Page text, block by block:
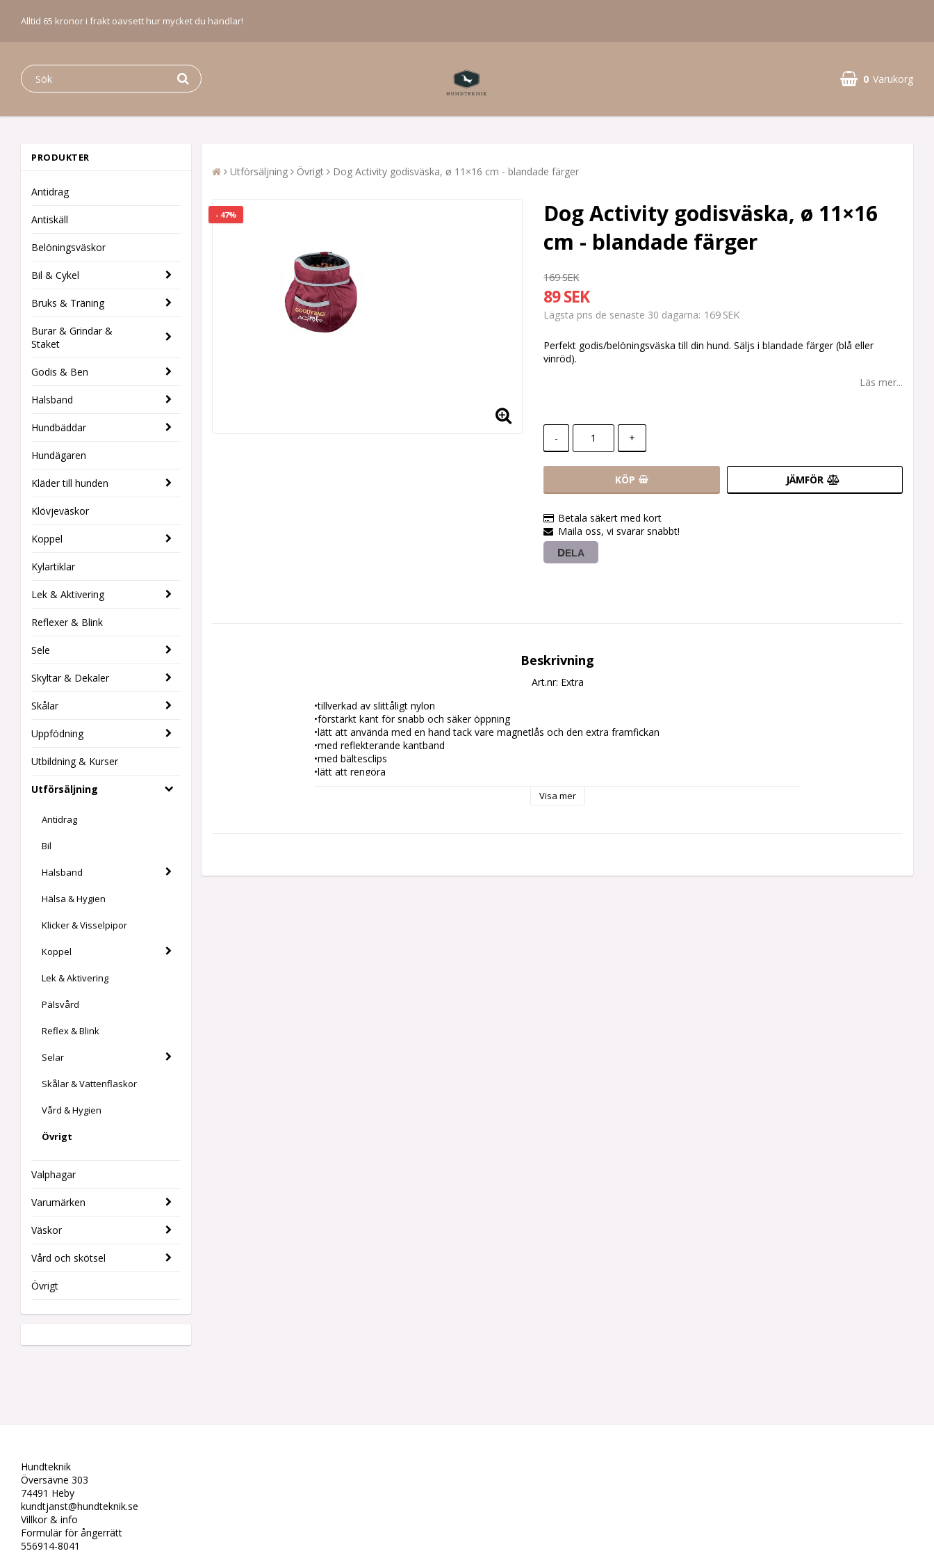
Alltid 65 kronor i frakt oavsett hur mycket du handlar!
0 Varukorg
PRODUKTER
Antidrag
Antiskäll
Belöningsväskor
Bil & Cykel
Bruks & Träning
Burar & Grindar &
Staket
Godis & Ben
Halsband
Hundbäddar
Hundägaren
Kläder till hunden
Klövjeväskor
Koppel
Kylartiklar
Lek & Aktivering
Reflexer & Blink
Sele
Skyltar & Dekaler
Skålar
Uppfödning
Utbildning & Kurser
Utförsäljning
Antidrag
Bil
Halsband
Hälsa & Hygien
Klicker & Visselpipor
Koppel
Lek & Aktivering
Pälsvård
Reflex & Blink
Selar
Skålar & Vattenflaskor
Vård & Hygien
Övrigt
Valphagar
Varumärken
Väskor
Vård och skötsel
Övrigt
Utförsäljning Övrigt Dog Activity godisväska, ø 11×16 cm - blandade färger
- 47%
Dog Activity godisväska, ø 11×16
cm - blandade färger
169 SEK
89 SEK
Lägsta pris de senaste 30 dagarna 169 SEK
Perfekt godis/belöningsväska till din hund. Säljs i blandade färger (blå eller
vinröd).
Läs mer...
- +
KÖP JÄMFÖR
Betala säkert med kort
Maila oss, vi svarar snabbt!
DELA
Beskrivning
Art.nr: Extra
•tillverkad av slittåligt nylon
•förstärkt kant för snabb och säker öppning
•lätt att använda med en hand tack vare magnetlås och den extra framfickan
•med reflekterande kantband
•med bältesclips
•lätt att rengöra
Visa mer
Hundteknik
Översävne 303
74491 Heby
kundtjanst@hundteknik.se
Villkor & info
Formulär för ångerrätt
556914-8041